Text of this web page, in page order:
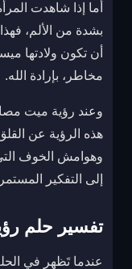
أما إذا شاهدت
بشدة من الألم،
أن تكون ولادتها
مخاطر، بإرادة الله.
وعند رؤية ميت
هذه الرؤية عن
وهوامش الخوف
إلى التفكير
تفسير حلم
عندما تَظهر في